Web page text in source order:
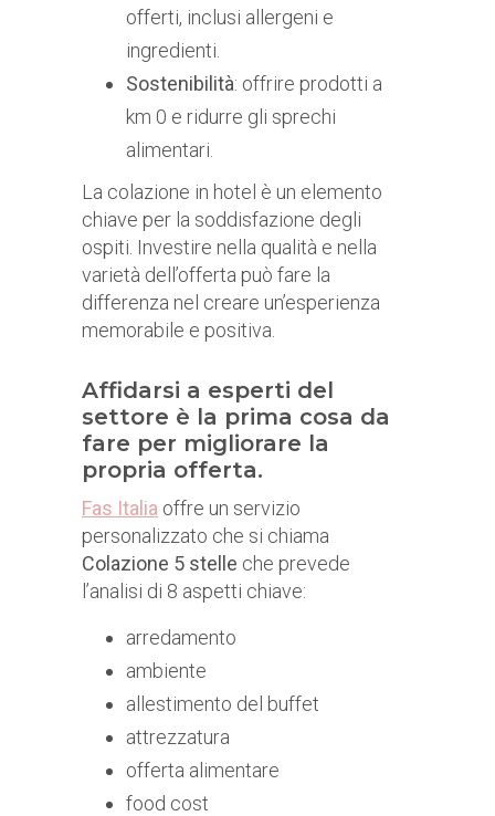
offerti, inclusi allergeni e
ingredienti.
Sostenibilità: offrire prodotti a
km 0 e ridurre gli sprechi
alimentari.
La colazione in hotel è un elemento
chiave per la soddisfazione degli
ospiti. Investire nella qualità e nella
varietà dell’offerta può fare la
differenza nel creare un’esperienza
memorabile e positiva.
Affidarsi a esperti del
settore è la prima cosa da
fare per migliorare la
propria offerta.
Fas Italia offre un servizio
personalizzato che si chiama
Colazione 5 stelle che prevede
l’analisi di 8 aspetti chiave:
arredamento
ambiente
allestimento del buffet
attrezzatura
offerta alimentare
food cost